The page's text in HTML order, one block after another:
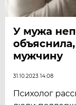
У мужа
мужчину
31.10.2023 14:08
Психолог